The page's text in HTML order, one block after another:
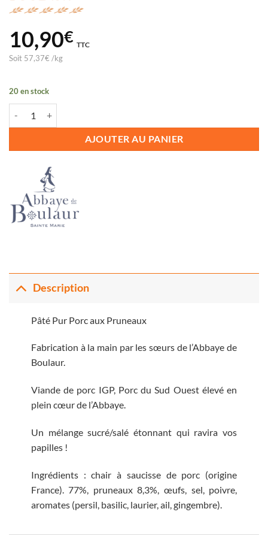
10,90€ TTC
Soit 57,37€ /kg
20 en stock
AJOUTER AU PANIER
Description
Pâté Pur Porc aux Pruneaux
Fabrication à la main par les sœurs de l’Abbaye de
Boulaur.
Viande de porc IGP, Porc du Sud Ouest élevé en
plein cœur de l’Abbaye.
Un mélange sucré/salé étonnant qui ravira vos
papilles !
Ingrédients : chair à saucisse de porc (origine
France). 77%, pruneaux 8,3%, œufs, sel, poivre,
aromates (persil, basilic, laurier, ail, gingembre).